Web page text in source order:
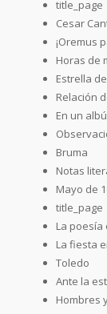
title_page
Cesar
¡Oremus
Horas de
Estrella
Relación
En un
Bruma
Notas
Mayo de
title_page
La poesía
La fiesta
Toledo
Ante la
Hombres